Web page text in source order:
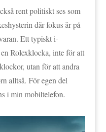
rent politiskt ses som
där fokus är på
Ett typiskt i-
Rolexklocka, inte för att
utan för att andra
alltså. För egen del
i min mobiltelefon.